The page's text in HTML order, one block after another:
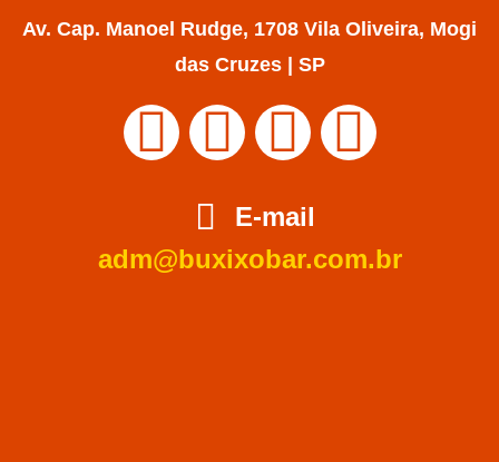
Av. Cap. Manoel Rudge, 1708 Vila Oliveira, Mogi
das Cruzes | SP
E-mail
adm@buxixobar.com.br